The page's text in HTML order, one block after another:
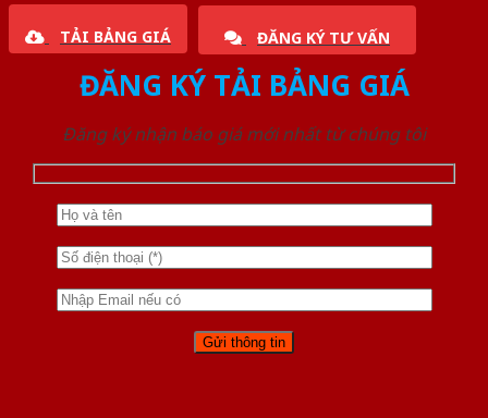
TẢI BẢNG GIÁ ĐĂNG KÝ TƯ VẤN
ĐĂNG KÝ TẢI BẢNG GIÁ
Đăng ký nhận báo giá mới nhất từ chúng tôi